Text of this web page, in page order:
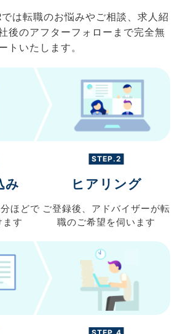
は転職のお悩みやご相談、求人紹
後のアフターフォローまで完全無
トいたします。
み
ほどで
ます
STEP.2
ヒアリング
ご登録後、 アドバイザーが転
職のご希望を伺います